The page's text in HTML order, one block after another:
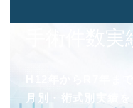
広報誌・SNS
手術件数実
H12年からR7年ま
月別・術式別実績